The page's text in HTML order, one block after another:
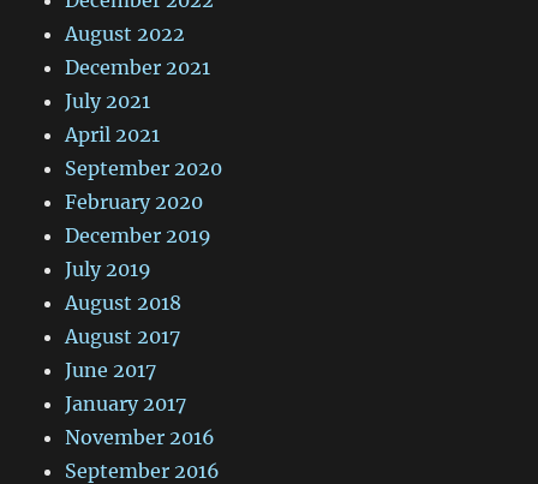
August 2022
December 2021
July 2021
April 2021
September 2020
February 2020
December 2019
July 2019
August 2018
August 2017
June 2017
January 2017
November 2016
September 2016